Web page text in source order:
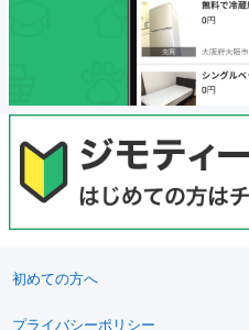
初めての方へ
プライバシーポリシー